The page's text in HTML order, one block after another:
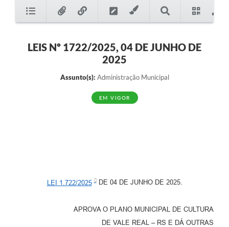
LEIS Nº 1722/2025, 04 DE JUNHO DE
2025
Assunto(s): Administração Municipal
EM VIGOR
LEI 1.722/2025 DE 04 DE JUNHO DE 2025.
APROVA O PLANO MUNICIPAL DE CULTURA
DE VALE REAL – RS E DÁ OUTRAS